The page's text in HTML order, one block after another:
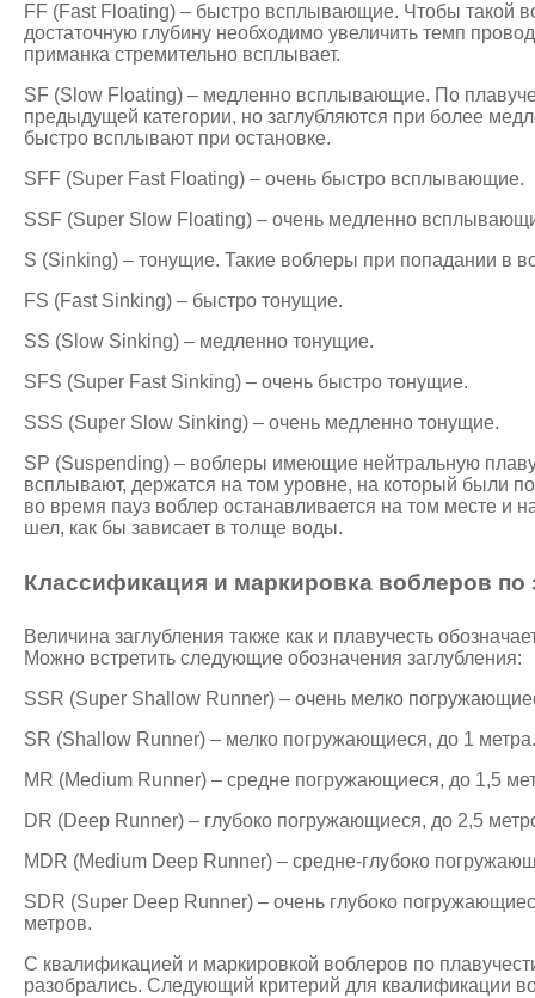
FF (Fast Floating) – быстро всплывающие. Чтобы такой
достаточную глубину необходимо увеличить темп
приманка стремительно всплывает.
SF (Slow Floating) – медленно всплывающие. По
предыдущей категории, но заглубляются при более
быстро всплывают при остановке.
SFF (Super Fast Floating) – очень быстро всплывающие.
SSF (Super Slow Floating) – очень медленно
S (Sinking) – тонущие. Такие воблеры при попадании в
FS (Fast Sinking) – быстро тонущие.
SS (Slow Sinking) – медленно тонущие.
SFS (Super Fast Sinking) – очень быстро тонущие.
SSS (Super Slow Sinking) – очень медленно тонущие.
SP (Suspending) – воблеры имеющие нейтральную
всплывают, держатся на том уровне, на который были
во время пауз воблер останавливается на том месте и
шел, как бы зависает в толще воды.
Классификация и маркировка воблеров по
Величина заглубления также как и плавучесть
Можно встретить следующие обозначения заглубления:
SSR (Super Shallow Runner) – очень мелко
SR (Shallow Runner) – мелко погружающиеся, до 1 метра.
MR (Medium Runner) – средне погружающиеся, до 1,5
DR (Deep Runner) – глубоко погружающиеся, до 2,5
MDR (Medium Deep Runner) – средне-глубоко
SDR (Super Deep Runner) – очень глубоко
метров.
С квалификацией и маркировкой воблеров по
разобрались. Следующий критерий для квалификации